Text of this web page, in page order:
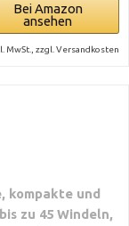
Bei Amazon
ansehen
MwSt., zzgl. Versandkosten
kompakte und
zu 45 Windeln,